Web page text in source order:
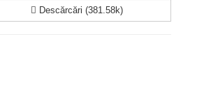
Descărcări (381.58k)